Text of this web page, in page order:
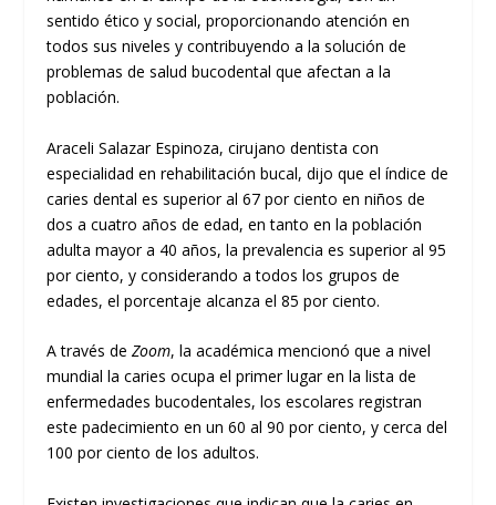
sentido ético y social, proporcionando atención en
todos sus niveles y contribuyendo a la solución de
problemas de salud bucodental que afectan a la
población.
Araceli Salazar Espinoza, cirujano dentista con
especialidad en rehabilitación bucal, dijo que el índice de
caries dental es superior al 67 por ciento en niños de
dos a cuatro años de edad, en tanto en la población
adulta mayor a 40 años, la prevalencia es superior al 95
por ciento, y considerando a todos los grupos de
edades, el porcentaje alcanza el 85 por ciento.
A través deZoom, la académica mencionó que a nivel
mundial la caries ocupa el primer lugar en la lista de
enfermedades bucodentales, los escolares registran
este padecimiento en un 60 al 90 por ciento, y cerca del
100 por ciento de los adultos.